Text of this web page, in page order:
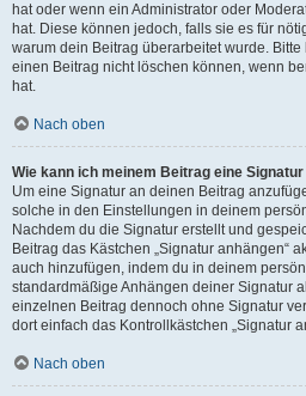
hat oder wenn ein Administrator oder
hat. Diese können jedoch, falls sie es für
warum dein Beitrag überarbeitet wurde.
einen Beitrag nicht löschen können, wenn
hat.
Nach oben
Wie kann ich meinem Beitrag eine
Um eine Signatur an deinen Beitrag
solche in den Einstellungen in deinem
Nachdem du die Signatur erstellt und
Beitrag das Kästchen „Signatur anhängen“
auch hinzufügen, indem du in deinem
standardmäßige Anhängen deiner Signatur
einzelnen Beitrag dennoch ohne Signatur
dort einfach das Kontrollkästchen „Signatur
Nach oben